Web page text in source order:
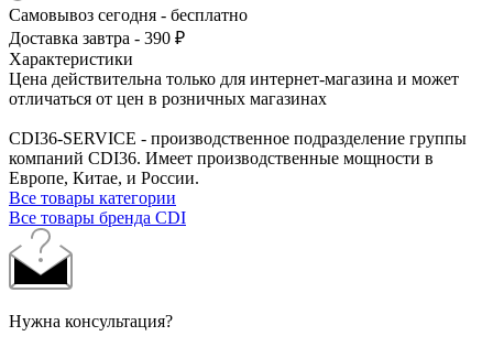
Самовывоз сегодня - бесплатно
Доставка завтра - 390 ₽
Характеристики
Цена действительна только для интернет-магазина и может
отличаться от цен в розничных магазинах
CDI36-SERVICE - производственное подразделение группы
компаний CDI36. Имеет производственные мощности в
Европе, Китае, и России.
Все товары категории
Все товары бренда CDI
Нужна консультация?